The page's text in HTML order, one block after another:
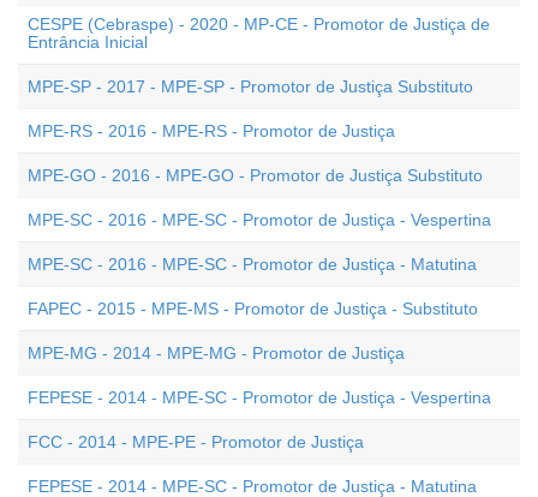
CESPE (Cebraspe) - 2020 - MP-CE - Promotor de Justiça de
Entrância Inicial
MPE-SP - 2017 - MPE-SP - Promotor de Justiça Substituto
MPE-RS - 2016 - MPE-RS - Promotor de Justiça
MPE-GO - 2016 - MPE-GO - Promotor de Justiça Substituto
MPE-SC - 2016 - MPE-SC - Promotor de Justiça - Vespertina
MPE-SC - 2016 - MPE-SC - Promotor de Justiça - Matutina
FAPEC - 2015 - MPE-MS - Promotor de Justiça - Substituto
MPE-MG - 2014 - MPE-MG - Promotor de Justiça
FEPESE - 2014 - MPE-SC - Promotor de Justiça - Vespertina
FCC - 2014 - MPE-PE - Promotor de Justiça
FEPESE - 2014 - MPE-SC - Promotor de Justiça - Matutina